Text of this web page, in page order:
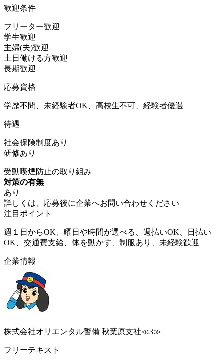
歓迎条件
フリーター歓迎
学生歓迎
主婦(夫)歓迎
土日働ける方歓迎
長期歓迎
応募資格
学歴不問、未経験者OK、高校生不可、経験者優遇
待遇
社会保険制度あり
研修あり
受動喫煙防止の取り組み
対策の有無
あり
詳しくは、応募後に企業へお問い合わせください
注目ポイント
週１日からOK、曜日や時間が選べる、週払いOK、日払い
OK、交通費支給、体を動かす、制服あり、未経験歓迎
企業情報
株式会社オリエンタル警備 秋葉原支社≪3≫
フリーテキスト